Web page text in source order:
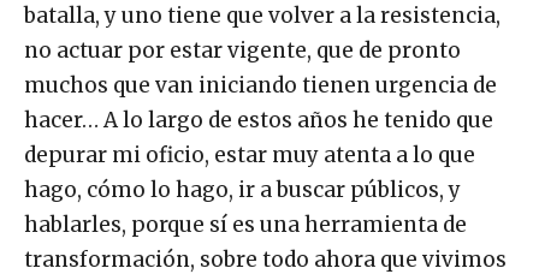
batalla, y uno tiene que volver a la resistencia,
no actuar por estar vigente, que de pronto
muchos que van iniciando tienen urgencia de
hacer… A lo largo de estos años he tenido que
depurar mi oficio, estar muy atenta a lo que
hago, cómo lo hago, ir a buscar públicos, y
hablarles, porque sí es una herramienta de
transformación, sobre todo ahora que vivimos